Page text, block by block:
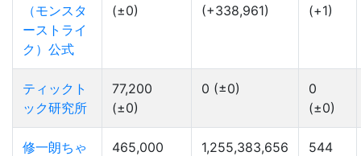
（モンスタ
ーストライ
ク）公式
(±0)
(+338,961)
(+1)
ティックト
ック研究所
77,200
(±0)
0 (±0)
0
(±0)
修一朗ちゃ
465,000
1,255,383,656
544